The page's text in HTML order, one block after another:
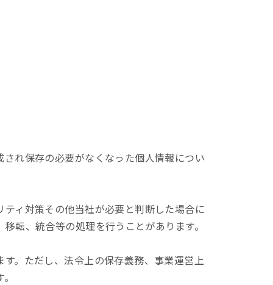
れ保存の必要がなくなった個人情報につい
ィ対策その他当社が必要と判断した場合に
転、統合等の処理を行うことがあります。
。ただし、法令上の保存義務、事業運営上